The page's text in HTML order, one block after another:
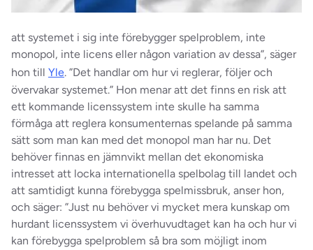
att systemet i sig inte förebygger spelproblem, inte
monopol, inte licens eller någon variation av dessa”, säger
hon till Yle. ”Det handlar om hur vi reglerar, följer och
övervakar systemet.” Hon menar att det finns en risk att
ett kommande licenssystem inte skulle ha samma
förmåga att reglera konsumenternas spelande på samma
sätt som man kan med det monopol man har nu. Det
behöver finnas en jämnvikt mellan det ekonomiska
intresset att locka internationella spelbolag till landet och
att samtidigt kunna förebygga spelmissbruk, anser hon,
och säger: ”Just nu behöver vi mycket mera kunskap om
hurdant licenssystem vi överhuvudtaget kan ha och hur vi
kan förebygga spelproblem så bra som möjligt inom